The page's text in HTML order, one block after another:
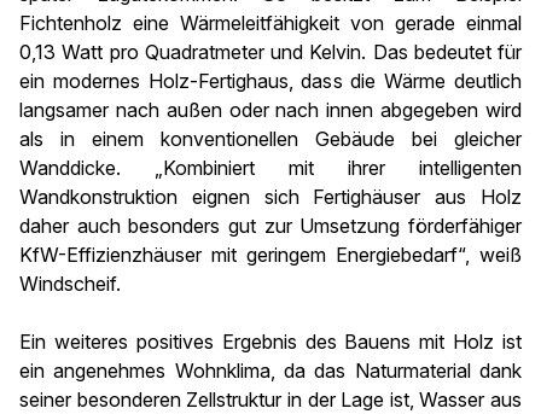
Fichtenholz eine Wärmeleitfähigkeit von gerade einmal
0,13 Watt pro Quadratmeter und Kelvin. Das bedeutet für
ein modernes Holz-Fertighaus, dass die Wärme deutlich
langsamer nach außen oder nach innen abgegeben wird
als in einem konventionellen Gebäude bei gleicher
Wanddicke. „Kombiniert mit ihrer intelligenten
Wandkonstruktion eignen sich Fertighäuser aus Holz
daher auch besonders gut zur Umsetzung förderfähiger
KfW-Effizienzhäuser mit geringem Energiebedarf“, weiß
Windscheif.
Ein weiteres positives Ergebnis des Bauens mit Holz ist
ein angenehmes Wohnklima, da das Naturmaterial dank
seiner besonderen Zellstruktur in der Lage ist, Wasser aus